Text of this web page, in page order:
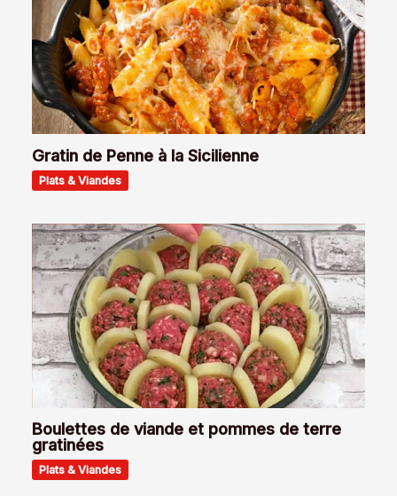
Gratin de Penne à la Sicilienne
Plats & Viandes
Boulettes de viande et pommes de terre
gratinées
Plats & Viandes